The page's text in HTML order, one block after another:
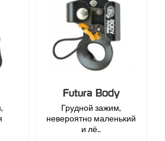
Futura Body
Грудной зажим,
невероятно маленький
и лё..